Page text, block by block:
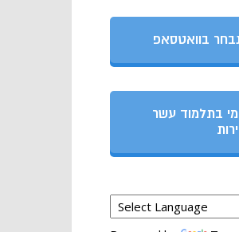
בוואטסאפ
בתלמוד עשר